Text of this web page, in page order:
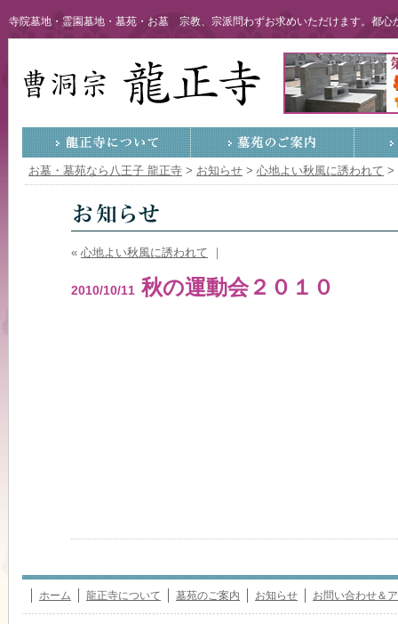
寺院墓地・霊園墓地・墓苑・お墓 宗教、宗派問わずお求めいただけます。都心
お墓・墓苑なら八王子 龍正寺 > お知らせ > 心地よい秋風に誘われて >
« 心地よい秋風に誘われて
2010/10/11 秋の運動会２０１０
ホーム 龍正寺について 墓苑のご案内 お知らせ お問い合わせ＆